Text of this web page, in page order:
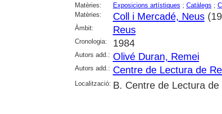
Matèries: Exposicions artístiques ; Catàlegs ;
Matèries:
Coll i Mercadé, Neus
Àmbit: Reus
Cronologia: 1984
Autors add.: Olivé Duran, Remei
Autors add.: Centre de Lectura de
Localització: B. Centre de Lectura de